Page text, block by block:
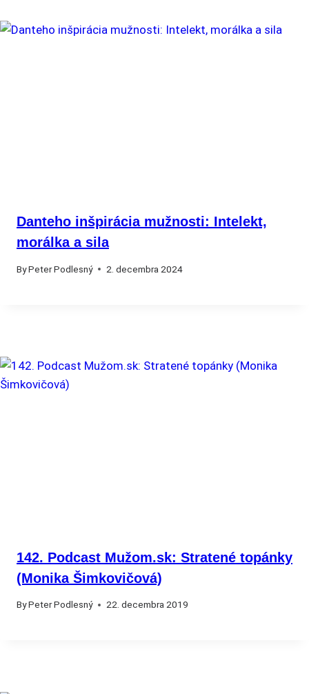
Danteho inšpirácia mužnosti: Intelekt,
morálka a sila
ByPeter Podlesný 2. decembra 2024
142. Podcast Mužom.sk: Stratené topánky
(Monika Šimkovičová)
ByPeter Podlesný 22. decembra 2019